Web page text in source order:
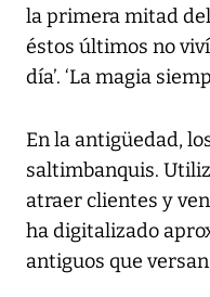
la primera mitad
éstos últimos no
día’. ‘La magia
En la antigüedad,
saltimbanquis.
atraer clientes y
ha digitalizado
antiguos que